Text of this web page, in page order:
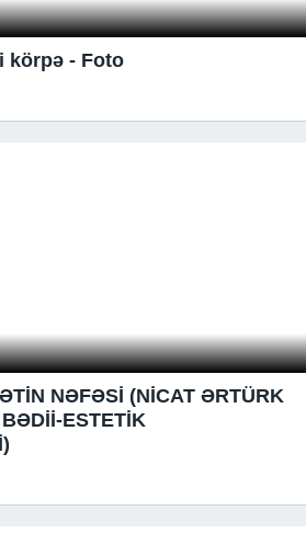
körpə - Foto
NƏFƏSİ (NİCAT ƏRTÜRK
ESTETİK